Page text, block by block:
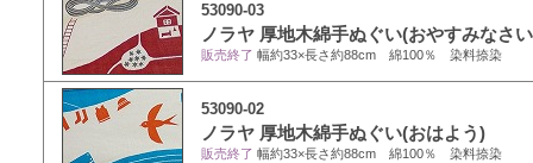
53090-03
ノラヤ 厚地木綿手ぬぐい(おやすみなさ
販売終了 幅約33×長さ約88cm 綿100％ 染料捺染
53090-02
ノラヤ 厚地木綿手ぬぐい(おはよう)
販売終了 幅約33×長さ約88cm 綿100％ 染料捺染